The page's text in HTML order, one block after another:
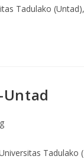
Tadulako
Tadulako